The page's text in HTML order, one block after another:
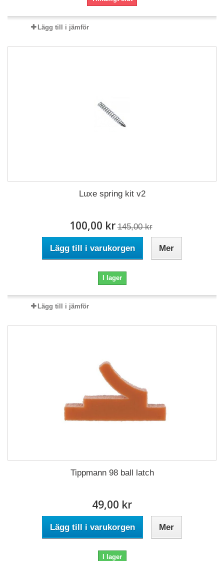
Lägg till i jämför
Luxe spring kit v2
100,00 kr 145,00 kr
Lägg till i varukorgen Mer
I lager
Lägg till i jämför
Tippmann 98 ball latch
49,00 kr
Lägg till i varukorgen Mer
I lager